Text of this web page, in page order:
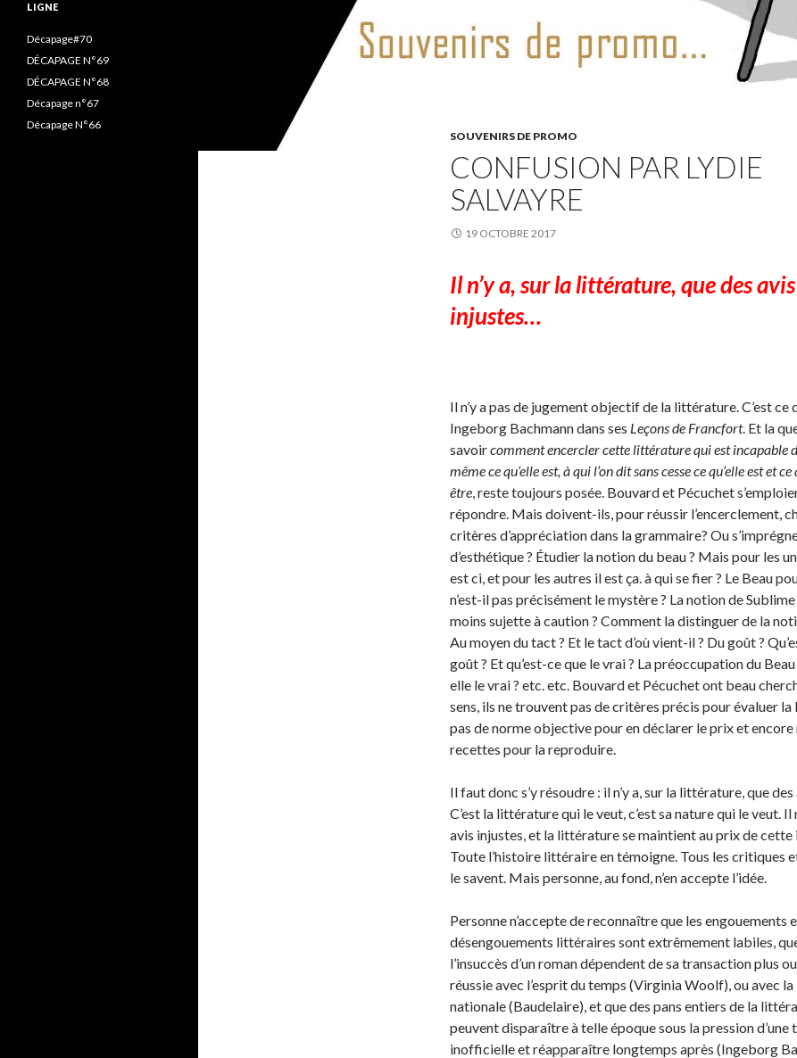
SOUVENIRS DE PROMO
CONFUSION PAR LYDIE
SALVAYRE
19 OCTOBRE 2017
Il n’y a, sur la littérature, que des avis
injustes…
Il n’y a pas de jugement objectif de la littérature. C’est ce
Ingeborg Bachmann dans ses Leçons de Francfort. Et la
savoircomment encercler cette littérature qui est incapable
même ce qu’elle est, à qui l’on dit sans cesse ce qu’elle est et ce
être, reste toujours posée. Bouvard et Pécuchet
répondre. Mais doivent-ils, pour réussir l’encerclement,
critères d’appréciation dans la grammaire? Ou
d’esthétique ? Étudier la notion du beau ? Mais pour les
est ci, et pour les autres il est ça. à qui se fier ? Le Beau
n’est-il pas précisément le mystère ? La notion de
moins sujette à caution ? Comment la distinguer de la
Au moyen du tact ? Et le tact d’où vient-il ? Du goût ?
goût ? Et qu’est-ce que le vrai ? La préoccupation du
elle le vrai ? etc. etc. Bouvard et Pécuchet ont beau
sens, ils ne trouvent pas de critères précis pour évaluer
pas de norme objective pour en déclarer le prix et encore
recettes pour la reproduire.
Il faut donc s’y résoudre : il n’y a, sur la littérature, que
C’est la littérature qui le veut, c’est sa nature qui le veut. Il
avis injustes, et la littérature se maintient au prix de cette
Toute l’histoire littéraire en témoigne. Tous les critiques
le savent. Mais personne, au fond, n’en accepte l’idée.
Personne n’accepte de reconnaître que les engouements
désengouements littéraires sont extrêmement labiles,
l’insuccès d’un roman dépendent de sa transaction plus
réussie avec l’esprit du temps (Virginia Woolf), ou avec
nationale (Baudelaire), et que des pans entiers de la
peuvent disparaître à telle époque sous la pression d’une
inofficielle et réapparaître longtemps après (Ingeborg
LIGNE
Décapage#70
DÉCAPAGE N°69
DÉCAPAGE N°68
Décapage n°67
Décapage N°66